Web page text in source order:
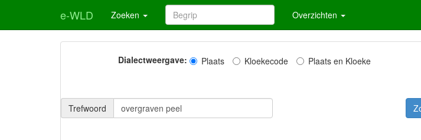
e-WLD Zoeken Overzichten
Dialectweergave: Plaats Kloekecode Plaats en Kloeke
Trefwoord